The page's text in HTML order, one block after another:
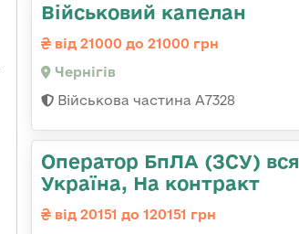
Військовий капелан
від 21000 до 21000 грн
Чернігів
Військова частина А7328
Оператор БпЛА (ЗСУ) вся
Україна, На контракт
від 20151 до 120151 грн